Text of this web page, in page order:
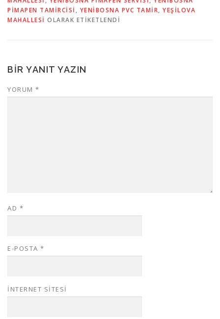
PIMAPEN TAMIRCISI , YENIBOSNA PVC TAMIR, YEŞİLOVA
MAHALLESİ OLARAK ETIKETLENDI
BIR YANIT YAZIN
YORUM *
AD *
E-POSTA *
İNTERNET SITESI